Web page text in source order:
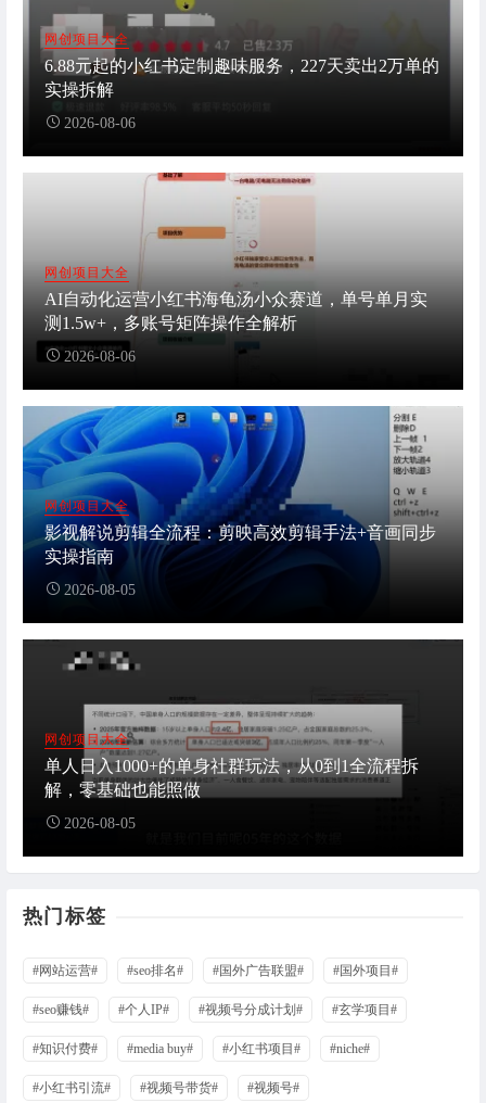
网创项目大全
6.88元起的小红书定制趣味服务，227天卖出2万单的
实操拆解
2026-08-06
网创项目大全
AI自动化运营小红书海龟汤小众赛道，单号单月实
测1.5w+，多账号矩阵操作全解析
2026-08-06
网创项目大全
影视解说剪辑全流程：剪映高效剪辑手法+音画同步
实操指南
2026-08-05
网创项目大全
单人日入1000+的单身社群玩法，从0到1全流程拆
解，零基础也能照做
2026-08-05
热门标签
#网站运营# #seo排名# #国外广告联盟# #国外项目#
#seo赚钱# #个人IP# #视频号分成计划# #玄学项目#
#知识付费# #media buy# #小红书项目# #niche#
#小红书引流# #视频号带货# #视频号#